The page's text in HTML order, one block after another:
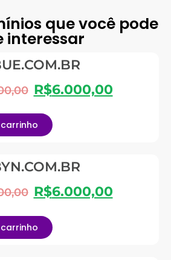
que você pode
interessar
R$6.000,00
R$6.000,00